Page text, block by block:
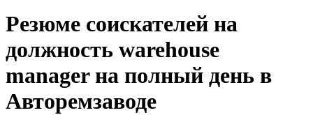
Резюме соискателей на
должность warehouse
manager на полный день в
Авторемзаводе